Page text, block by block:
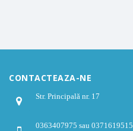
CONTACTEAZA-NE
Str. Principală nr. 17
0363407975 sau 0371619515